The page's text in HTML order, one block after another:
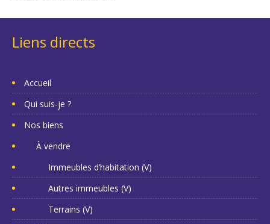
Liens directs
Accueil
Qui suis-je ?
Nos biens
À vendre
Immeubles d’habitation (V)
Autres immeubles (V)
Terrains (V)